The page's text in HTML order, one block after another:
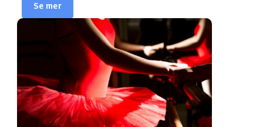
Se mer